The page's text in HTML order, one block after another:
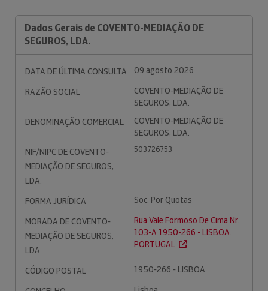
Dados Gerais de COVENTO-MEDIAÇÃO DE
SEGUROS, LDA.
DATA DE ÚLTIMA CONSULTA
09 agosto 2026
RAZÃO SOCIAL
COVENTO-MEDIAÇÃO DE
SEGUROS, LDA.
DENOMINAÇÃO COMERCIAL
COVENTO-MEDIAÇÃO DE
SEGUROS, LDA.
NIF/NIPC DE COVENTO-
MEDIAÇÃO DE SEGUROS,
LDA.
503726753
FORMA JURÍDICA
Soc. Por Quotas
MORADA DE COVENTO-
MEDIAÇÃO DE SEGUROS,
LDA.
Rua Vale Formoso De Cima Nr.
103-A 1950-266 - LISBOA.
PORTUGAL.
CÓDIGO POSTAL
1950-266 - LISBOA